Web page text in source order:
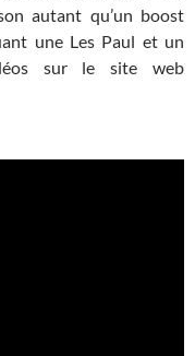
autant qu’un boost
une Les Paul et un
sur le site web